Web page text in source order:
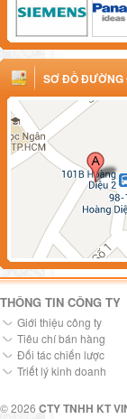
SƠ ĐỒ ĐƯỜNG
THÔNG TIN CÔNG TY
Giới thiệu công ty
Tiêu chí bán hàng
Đối tác chiến lược
Triết lý kinh doanh
© 2026 CTY TNHH KT